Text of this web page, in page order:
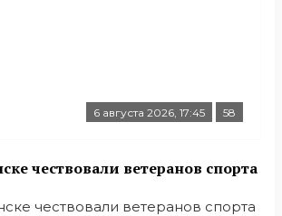
6 августа 2026, 17:45 58
чествовали ветеранов спорта
чествовали ветеранов спорта